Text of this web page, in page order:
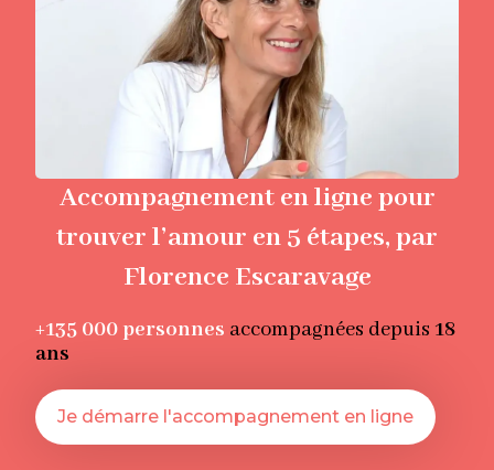
Accompagnement en ligne pour
trouver l’amour en 5 étapes, par
Florence Escaravage
+135 000 personnes accompagnées depuis 18
ans
Je démarre l'accompagnement en ligne